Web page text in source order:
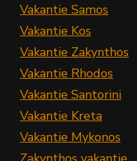
Vakantie Samos
Vakantie Kos
Vakantie Zakynthos
Vakantie Rhodos
Vakantie Santorini
Vakantie Kreta
Vakantie Mykonos